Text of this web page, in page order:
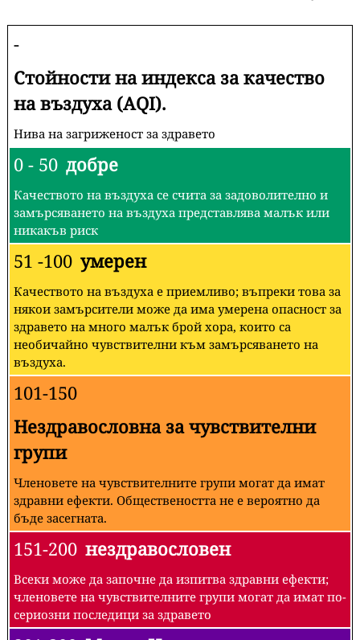
-
Стойности на индекса за качество
на въздуха (AQI).
Нива на загриженост за здравето
0 - 50 добре
Качеството на въздуха се счита за задоволително и
замърсяването на въздуха представлява малък или
никакъв риск
51 -100 умерен
Качеството на въздуха е приемливо; въпреки това за
някои замърсители може да има умерена опасност за
здравето на много малък брой хора, които са
необичайно чувствителни към замърсяването на
въздуха.
101-150
Нездравословна за чувствителни
групи
Членовете на чувствителните групи могат да имат
здравни ефекти. Обществеността не е вероятно да
бъде засегната.
151-200 нездравословен
Всеки може да започне да изпитва здравни ефекти;
членовете на чувствителните групи могат да имат по-
сериозни последици за здравето